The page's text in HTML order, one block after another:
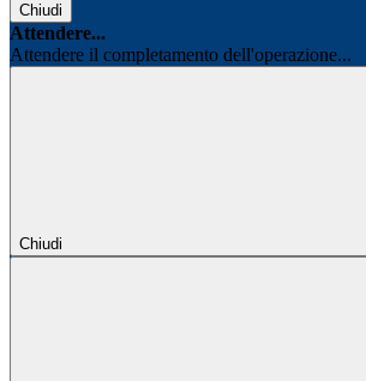
Chiudi
Attendere...
Attendere il completamento dell'operazione...
Chiudi